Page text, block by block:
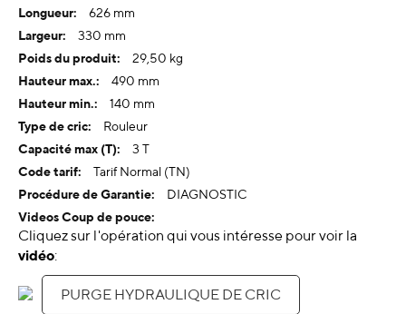
626 mm
330 mm
29,50 kg
490 mm
140 mm
Rouleur
3 T
Tarif Normal (TN)
DIAGNOSTIC
Cliquez sur l'opération qui vous intéresse pour voir la
vidéo:
PURGE HYDRAULIQUE DE CRIC